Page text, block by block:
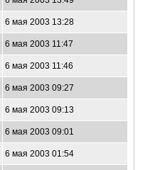
6 мая 2003 13:28
6 мая 2003 11:47
6 мая 2003 11:46
6 мая 2003 09:27
6 мая 2003 09:13
6 мая 2003 09:01
6 мая 2003 01:54